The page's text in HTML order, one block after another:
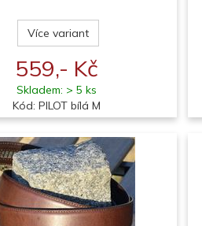
Více variant
559,- Kč
Skladem: > 5 ks
Kód: PILOT bílá M